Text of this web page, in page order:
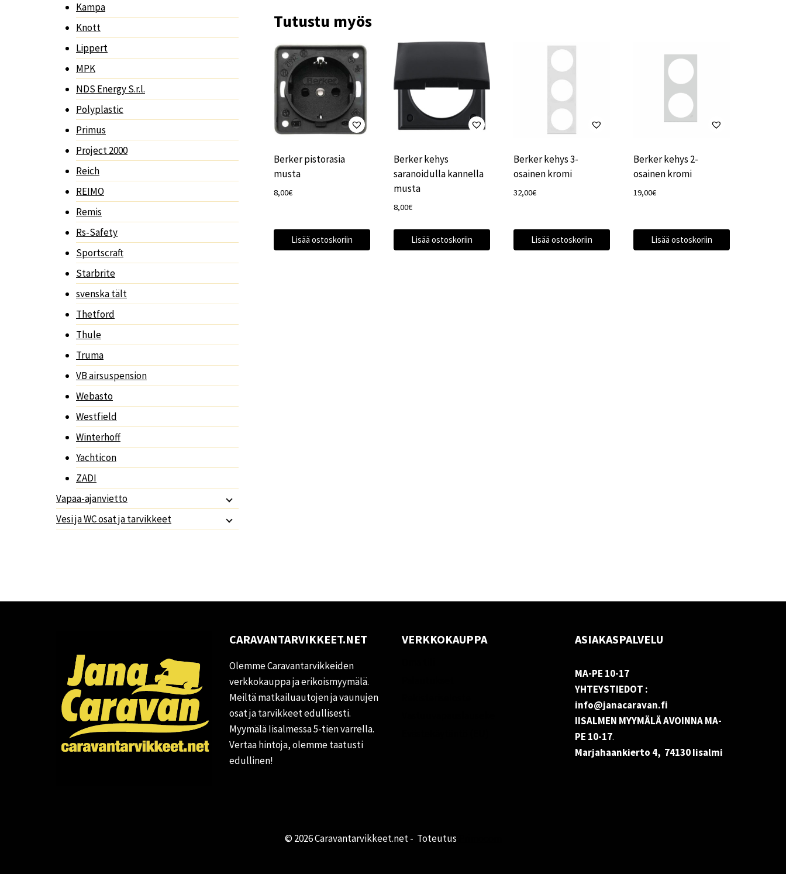
Tutustu myös
Berker pistorasia
musta
8,00€
Lisää ostoskoriin
Berker kehys
saranoidulla kannella
musta
8,00€
Lisää ostoskoriin
Berker kehys 3-
osainen kromi
32,00€
Lisää ostoskoriin
Berker kehys 2-
osainen kromi
19,00€
Lisää ostoskoriin
Kampa
Knott
Lippert
MPK
NDS Energy S.r.l.
Polyplastic
Primus
Project 2000
Reich
REIMO
Remis
Rs-Safety
Sportscraft
Starbrite
svenska tält
Thetford
Thule
Truma
VB airsuspension
Webasto
Westfield
Winterhoff
Yachticon
ZADI
Vapaa-ajanvietto
Vesi ja WC osat ja tarvikkeet
CARAVANTARVIKKEET.NET
Olemme Caravantarvikkeiden
verkkokauppa ja erikoismyymälä.
Meiltä matkailuautojen ja vaunujen
osat ja tarvikkeet edullisesti.
Myymälä Iisalmessa 5-tien varrella.
Vertaa hintoja, olemme taatusti
edullinen!
VERKKOKAUPPA ASIAKASPALVELU
MA-PE 10-17
YHTEYSTIEDOT :
info@janacaravan.fi
IISALMEN MYYMÄLÄ AVOINNA MA-
PE 10-17.
Marjahaankierto 4, 74130 Iisalmi
© 2026 Caravantarvikkeet.net - Toteutus